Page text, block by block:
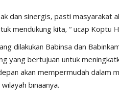
dan sinergis, pasti masyarakat
mendukung kita, “ ucap Koptu
dilakukan Babinsa dan
yang bertujuan untuk
akan mempermudah dalam
binaanya.